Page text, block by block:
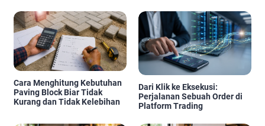
Cara Menghitung Kebutuhan
Paving Block Biar Tidak
Kurang dan Tidak Kelebihan
Dari Klik ke Eksekusi:
Perjalanan Sebuah Order di
Platform Trading